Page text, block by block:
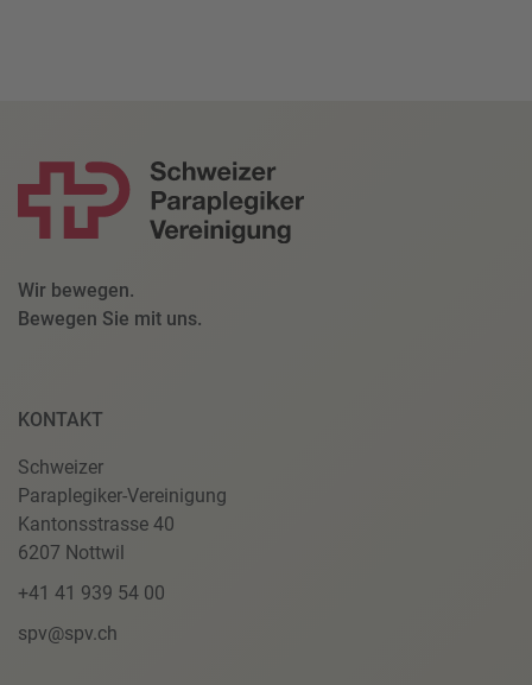
Wir bewegen.
Bewegen Sie mit uns.
KONTAKT
Schweizer
Paraplegiker-Vereinigung
Kantonsstrasse 40
6207 Nottwil
+41 41 939 54 00
spv@spv.ch